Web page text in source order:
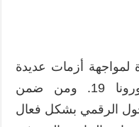
أزمات عديدة
خاصة بعد ظهور فيروس كورونا 19. ومن ضمن
الرقمي بشكل فعال